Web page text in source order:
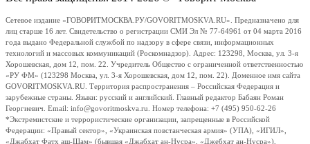
Сетевое издание «ГОВОРИТМОСКВА.РУ/GOVORITMOSKVA.RU». Предназначено для
лиц старше 16 лет. Свидетельство о регистрации СМИ Эл № 77-64961 от 04 марта 2016
года выдано Федеральной службой по надзору в сфере связи, информационных
технологий и массовых коммуникаций (Роскомнадзор). Адрес: 123298, Москва, ул. 3-я
Хорошевская, дом 12, пом. 22. Учредитель Общество с ограниченной ответственностью
«РУ ФМ» (123298 Москва, ул. 3-я Хорошевская, дом 12, пом. 22). Доменное имя сайта
GOVORITMOSKVA.RU. Территория распространения – Российская Федерация и
зарубежные страны. Языки: русский и английский. Главный редактор Бабаян Роман
Георгиевич. Email: info@govoritmoskva.ru. Номер телефона: +7 (495) 950-62-26
*Экстремистские и террористические организации, запрещенные в Российской
Федерации: «Правый сектор», «Украинская повстанческая армия» (УПА), «ИГИЛ»,
«Джабхат Фатх аш-Шам» (бывшая «Джабхат ан-Нусра», «Джебхат ан-Нусра»),